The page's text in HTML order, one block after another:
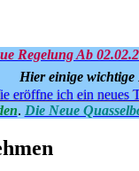
Regelung Ab
Hier einige wichtige
eröffne ich ein neues
. Die Neue